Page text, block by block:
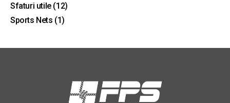
Sfaturi utile(12)
Sports Nets (1)